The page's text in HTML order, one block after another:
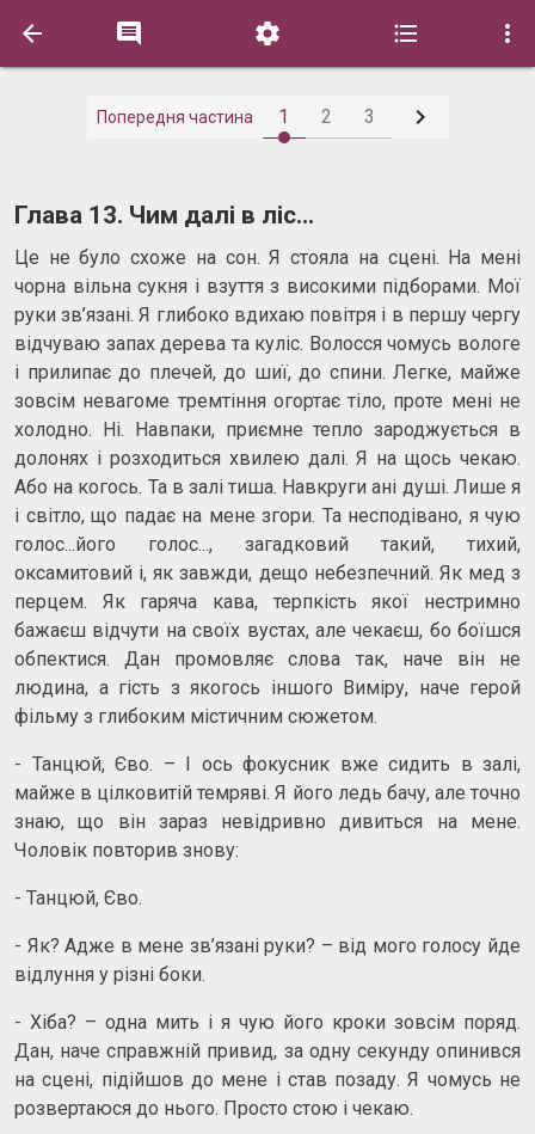
    
Попередня частина 1 2 3 
Глава 13. Чим далі в ліс...
Це не було схоже на сон. Я стояла на сцені. На мені
чорна вільна сукня і взуття з високими підборами. Мої
руки зв’язані. Я глибоко вдихаю повітря і в першу чергу
відчуваю запах дерева та куліс. Волосся чомусь вологе
і прилипає до плечей, до шиї, до спини. Легке, майже
зовсім невагоме тремтіння огортає тіло, проте мені не
холодно. Ні. Навпаки, приємне тепло зароджується в
долонях і розходиться хвилею далі. Я на щось чекаю.
Або на когось. Та в залі тиша. Навкруги ані душі. Лише я
і світло, що падає на мене згори. Та несподівано, я чую
голос...його голос..., загадковий такий, тихий,
оксамитовий і, як завжди, дещо небезпечний. Як мед з
перцем. Як гаряча кава, терпкість якої нестримно
бажаєш відчути на своїх вустах, але чекаєш, бо боїшся
обпектися. Дан промовляє слова так, наче він не
людина, а гість з якогось іншого Виміру, наче герой
фільму з глибоким містичним сюжетом.
- Танцюй, Єво. – І ось фокусник вже сидить в залі,
майже в цілковитій темряві. Я його ледь бачу, але точно
знаю, що він зараз невідривно дивиться на мене.
Чоловік повторив знову:
- Танцюй, Єво.
- Як? Адже в мене зв’язані руки? – від мого голосу йде
відлуння у різні боки.
- Хіба? – одна мить і я чую його кроки зовсім поряд.
Дан, наче справжній привид, за одну секунду опинився
на сцені, підійшов до мене і став позаду. Я чомусь не
розвертаюся до нього. Просто стою і чекаю.